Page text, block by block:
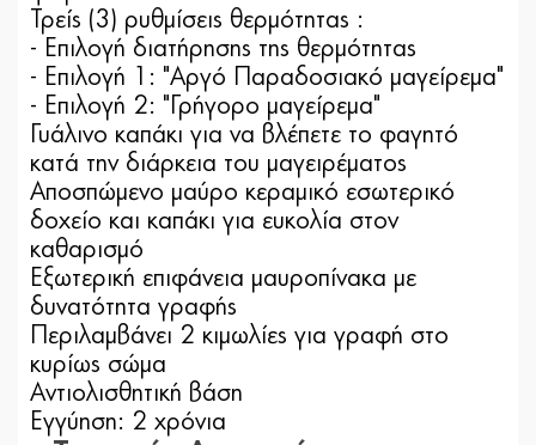
Τρείς (3) ρυθμίσεις θερμότητας :
- Επιλογή διατήρησης της θερμότητας
- Επιλογή 1: "Αργό Παραδοσιακό μαγείρεμα"
- Επιλογή 2: "Γρήγορο μαγείρεμα"
Γυάλινο καπάκι για να βλέπετε το φαγητό
κατά την διάρκεια του μαγειρέματος
Αποσπώμενο μαύρο κεραμικό εσωτερικό
δοχείο και καπάκι για ευκολία στον
καθαρισμό
Εξωτερική επιφάνεια μαυροπίνακα με
δυνατότητα γραφής
Περιλαμβάνει 2 κιμωλίες για γραφή στο
κυρίως σώμα
Αντιολισθητική βάση
Εγγύηση: 2 χρόνια